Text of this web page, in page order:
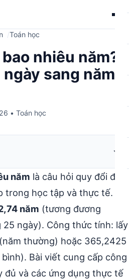
Toán học
nhiêu năm?
sang năm
• Toán học
năm là câu hỏi quy đổi đơn
trong học tập và thực tế.
năm (tương đương
ngày). Công thức tính: lấy
thường) hoặc 365,2425
Bài viết cung cấp công
đủ và các ứng dụng thực tế